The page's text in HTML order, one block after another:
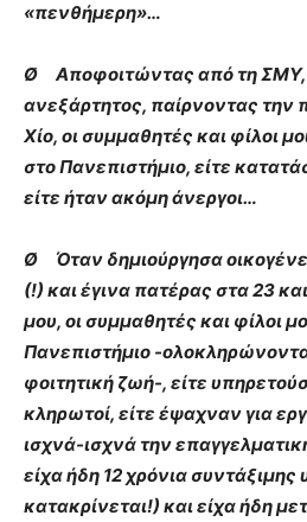
«πενθήμερη»…
Ø Αποφοιτώντας από τη ΣΜΥ,
ανεξάρτητος, παίρνοντας την
Χίο, οι συμμαθητές και φίλοι
στο Πανεπιστήμιο, είτε
είτε ήταν ακόμη άνεργοι…
Ø Όταν δημιούργησα
(!) και έγινα πατέρας στα 23
μου, οι συμμαθητές και φίλοι
Πανεπιστήμιο -
φοιτητική ζωή-, είτε
κληρωτοί, είτε έψαχναν για
ισχνά-ισχνά την
είχα ήδη 12 χρόνια
κατακρίνεται!) και είχα ήδη